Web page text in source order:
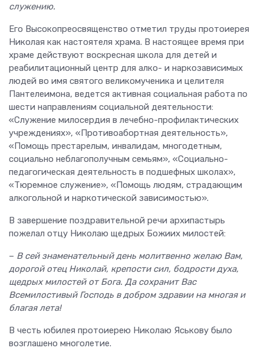
служению.
Его Высокопреосвященство отметил труды протоиерея
Николая как настоятеля храма. В настоящее время при
храме действуют воскресная школа для детей и
реабилитационный центр для алко- и наркозависимых
людей во имя святого великомученика и целителя
Пантелеимона, ведется активная социальная работа по
шести направлениям социальной деятельности:
«Служение милосердия в лечебно-профилактических
учреждениях», «Противоабортная деятельность»,
«Помощь престарелым, инвалидам, многодетным,
социально неблагополучным семьям», «Социально-
педагогическая деятельность в подшефных школах»,
«Тюремное служение», «Помощь людям, страдающим
алкогольной и наркотической зависимостью».
В завершение поздравительной речи архипастырь
пожелал отцу Николаю щедрых Божиих милостей:
– В сей знаменательный день молитвенно желаю Вам,
дорогой отец Николай, крепости сил, бодрости духа,
щедрых милостей от Бога. Да сохранит Вас
Всемилостивый Господь в добром здравии на многая и
благая лета!
В честь юбилея протоиерею Николаю Яськову было
возглашено многолетие.